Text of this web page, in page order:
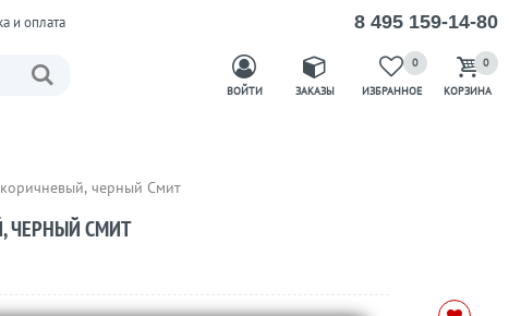
и оплата 8 495 159-14-80
ВОЙТИ ЗАКАЗЫ ИЗБРАННОЕ
0
КОРЗИНА
0
черный Смит
ЧЕРНЫЙ СМИТ